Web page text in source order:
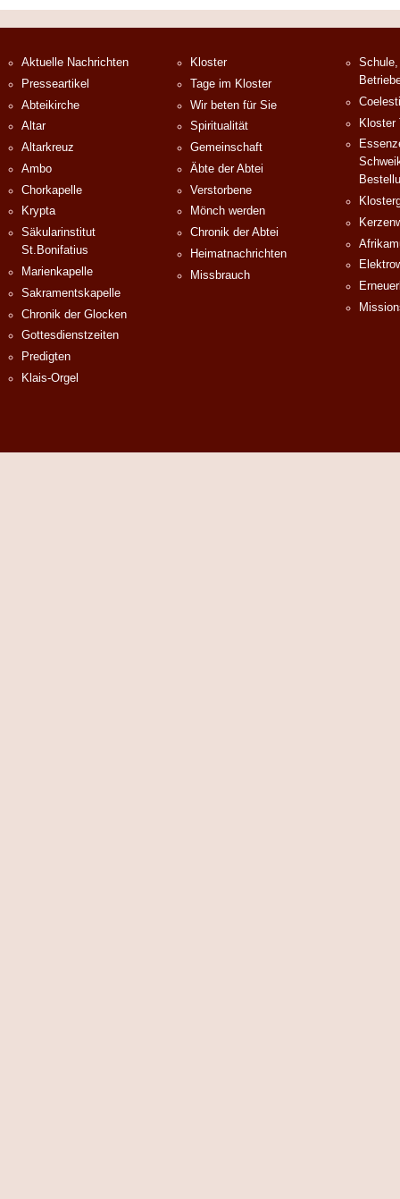
Aktuelle Nachrichten
Presseartikel
Abteikirche
Altar
Altarkreuz
Ambo
Chorkapelle
Krypta
Säkularinstitut
St.Bonifatius
Marienkapelle
Sakramentskapelle
Chronik der Glocken
Gottesdienstzeiten
Predigten
Klais-Orgel
Kloster
Tage im Kloster
Wir beten für Sie
Spiritualität
Gemeinschaft
Äbte der Abtei
Verstorbene
Mönch werden
Chronik der Abtei
Heimatnachrichten
Missbrauch
Kloster